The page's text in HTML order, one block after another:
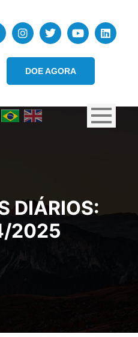
DOE AGORA
DIÁRIOS:
2025